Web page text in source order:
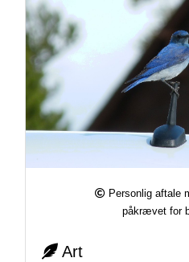
Personlig aftale
påkrævet for
Art